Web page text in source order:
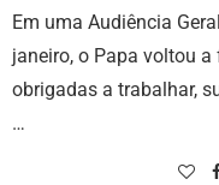
Em uma Audiência
janeiro, o Papa voltou
obrigadas a trabalhar,
…